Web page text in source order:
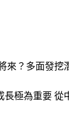
來？多面發挖
長極為重要 從